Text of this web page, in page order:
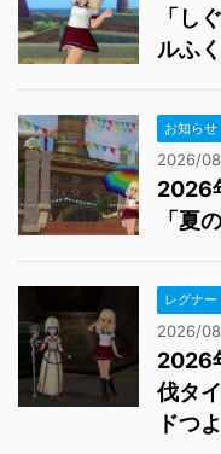
「し
ルふ
お知らせ
2026/
2026
「夏
レグナー
2026/
2026
伐タ
ドつ